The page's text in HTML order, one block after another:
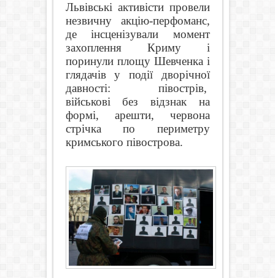
Львівські активісти провели
незвичну акцію-перфоманс,
де інсценізували момент
захоплення Криму і
поринули площу Шевченка і
глядачів у події дворічної
давності: півострів,
військові без відзнак на
формі, арешти, червона
стрічка по периметру
кримського півострова.